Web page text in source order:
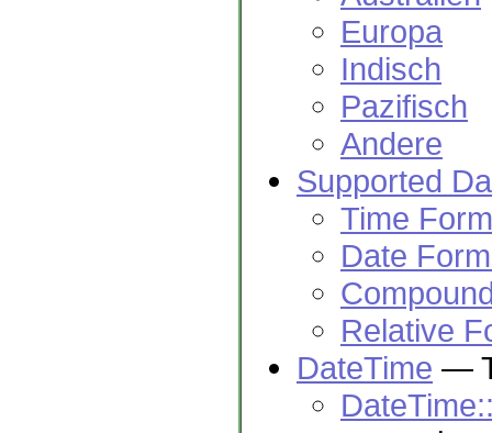
Europa
Indisch
Pazifisch
Andere
Supported
Time
Date
Relative
DateTime —